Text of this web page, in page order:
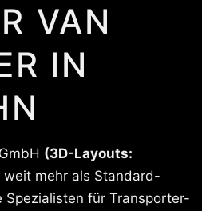
VAN
IN
(3D-Layouts:
weit mehr als Standard-
Spezialisten für Transporter-